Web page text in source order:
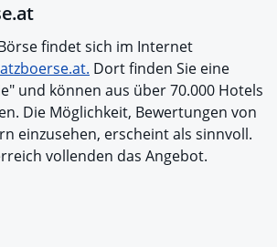
findet sich im Internet
Dort finden Sie eine
und können aus über 70.000 Hotels
Die Möglichkeit, Bewertungen von
einzusehen, erscheint als sinnvoll.
vollenden das Angebot.